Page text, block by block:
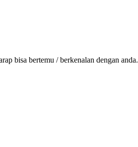
bisa bertemu / berkenalan dengan anda.